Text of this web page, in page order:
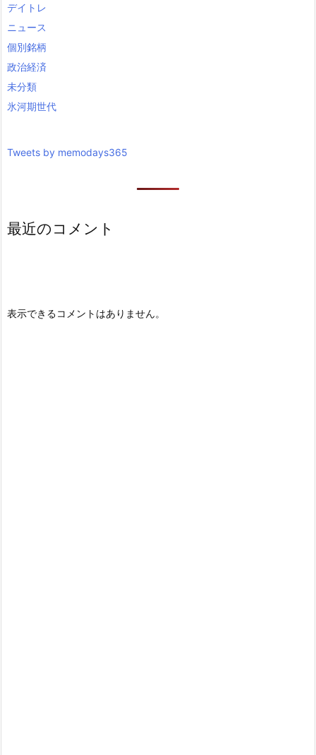
デイトレ
ニュース
個別銘柄
政治経済
未分類
氷河期世代
Tweets by memodays365
最近のコメント
表示できるコメントはありません。